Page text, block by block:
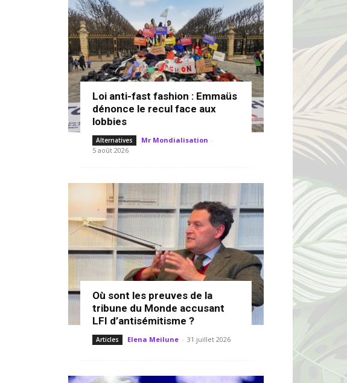
Loi anti-fast fashion : Emmaüs
dénonce le recul face aux
lobbies
Alternatives Mr Mondialisation -
5 août 2026
Où sont les preuves de la
tribune du Monde accusant
LFI d’antisémitisme ?
Articles Elena Meilune - 31 juillet 2026